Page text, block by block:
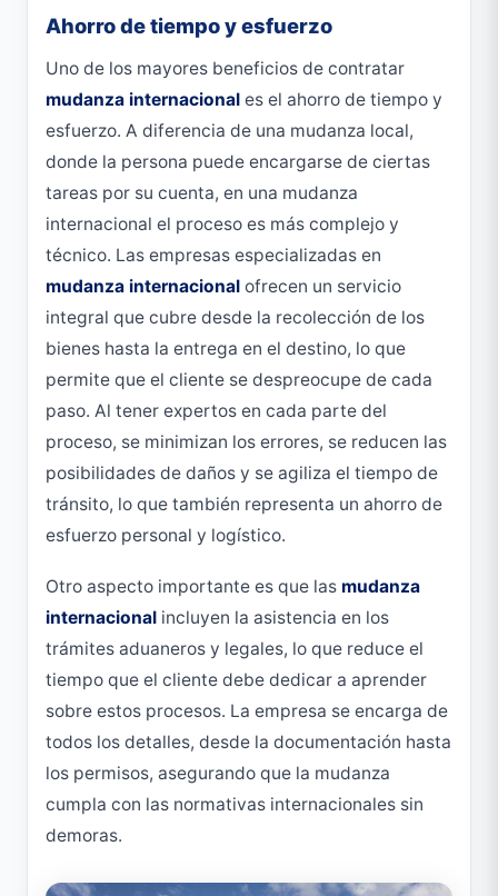
Ahorro de tiempo y esfuerzo
Uno de los mayores beneficios de contratar
mudanza internacional es el ahorro de tiempo y
esfuerzo. A diferencia de una mudanza local,
donde la persona puede encargarse de ciertas
tareas por su cuenta, en una mudanza
internacional el proceso es más complejo y
técnico. Las empresas especializadas en
mudanza internacional ofrecen un servicio
integral que cubre desde la recolección de los
bienes hasta la entrega en el destino, lo que
permite que el cliente se despreocupe de cada
paso. Al tener expertos en cada parte del
proceso, se minimizan los errores, se reducen las
posibilidades de daños y se agiliza el tiempo de
tránsito, lo que también representa un ahorro de
esfuerzo personal y logístico.
Otro aspecto importante es que las mudanza
internacional incluyen la asistencia en los
trámites aduaneros y legales, lo que reduce el
tiempo que el cliente debe dedicar a aprender
sobre estos procesos. La empresa se encarga de
todos los detalles, desde la documentación hasta
los permisos, asegurando que la mudanza
cumpla con las normativas internacionales sin
demoras.